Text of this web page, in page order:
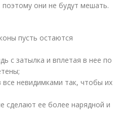
они не будут мешать.
пусть остаются
с затылка и вплетая в нее по
все невидимками так, чтобы их
сделают ее более нарядной и